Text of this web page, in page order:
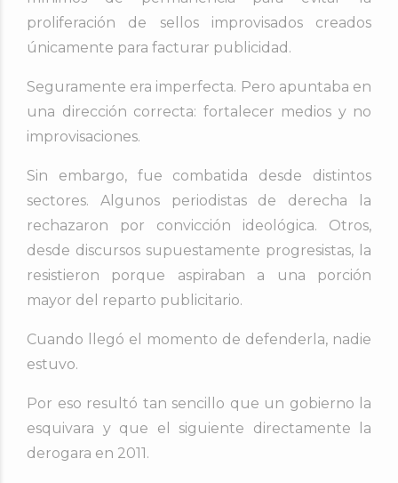
proliferación de sellos improvisados creados
únicamente para facturar publicidad.
Seguramente era imperfecta. Pero apuntaba en
una dirección correcta: fortalecer medios y no
improvisaciones.
Sin embargo, fue combatida desde distintos
sectores. Algunos periodistas de derecha la
rechazaron por convicción ideológica. Otros,
desde discursos supuestamente progresistas, la
resistieron porque aspiraban a una porción
mayor del reparto publicitario.
Cuando llegó el momento de defenderla, nadie
estuvo.
Por eso resultó tan sencillo que un gobierno la
esquivara y que el siguiente directamente la
derogara en 2011.